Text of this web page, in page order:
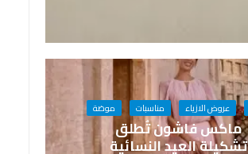
عروض الازياء مناسبات موضة
ماكس فاشون تُطلق
تشكيلة العيد النسائية